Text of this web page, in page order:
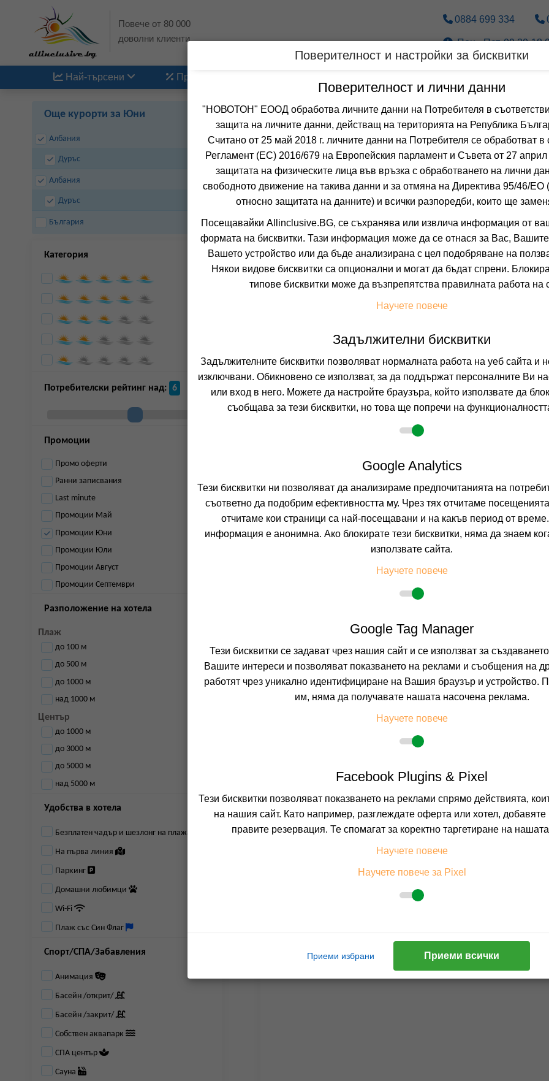
Повече от 80 000
доволни клиенти
0884 699 334
Пон.- Пет. 09.30-
Най-търсени Промоции
Още курорти за Юни
Албания
Дуръс
Албания
Дуръс
България
Категория
Потребителски рейтинг над: 6
Промоции
Промо оферти
Ранни записвания
Last minute
Промоции Май
Промоции Юни
Промоции Юли
Промоции Август
Промоции Септември
Разположение на хотела
Плаж
до 100 м
до 500 м
до 1000 м
над 1000 м
Център
до 1000 м
до 3000 м
до 5000 м
над 5000 м
Удобства в хотела
Безплатен чадър и шезлонг на плажа
На първа линия
Паркинг
Домашни любимци
Wi-Fi
Плаж със Син Флаг
Спорт/СПА/Забавления
Анимация
Басейн /открит/
Басейн /закрит/
Собствен аквапарк
СПА център
Сауна
Оферти за Юни за
Общо 0хотела
до-15%настаняване от 01.01 до 31.12 ILIAD
ДУРЪС, ТИРАНА,
(от 0
(Нощувка и
до -10%настаняване от 01.09 до 31.12 ZANZI
ДУРЪС, ТИРАНА,
0.0
(от 0
Пълно описание
Поверителност и настройки за бисквитки
Поверителност и лични данни
"НОВОТОН" ЕООД обработва личните данни на Потребителя в
защита на личните данни, действащ на територията на Република
Считано от 25 май 2018 г. личните данни на Потребителя се обработват в
Регламент (ЕС) 2016/679 на Европейския парламент и Съвета от 27 април
защитата на физическите лица във връзка с обработването на лични
свободното движение на такива данни и за отмяна на Директива 95/46/
относно защитата на данните) и всички разпоредби, които ще
Посещавайки Allinclusive.BG, се съхранява или извлича информация от
формата на бисквитки. Тази информация може да се отнася за Вас,
Вашето устройство или да бъде анализирана с цел подобряване на
Някои видове бисквитки са опционални и могат да бъдат спрени.
типове бисквитки може да възпрепятства правилната работа на
Научете повече
Задължителни бисквитки
Задължителните бисквитки позволяват нормалната работа на уеб сайта и
изключвани. Обикновено се използват, за да поддържат персоналните Ви
или вход в него. Можете да настройте браузъра, който използвате да
съобщава за тези бисквитки, но това ще попречи на
Google Analytics
Тези бисквитки ни позволяват да анализираме предпочитанията на
съответно да подобрим ефективността му. Чрез тях отчитаме
отчитаме кои страници са най-посещавани и на какъв период от
информация е анонимна. Ако блокирате тези бисквитки, няма да знаем
използвате сайта.
Научете повече
Google Tag Manager
Тези бисквитки се задават чрез нашия сайт и се използват за
Вашите интереси и позволяват показването на реклами и съобщения на
работят чрез уникално идентифициране на Вашия браузър и устройство.
им, няма да получавате нашата насочена реклама.
Научете повече
Facebook Plugins & Pixel
Тези бисквитки позволяват показването на реклами спрямо действията,
на нашия сайт. Като например, разглеждате оферта или хотел, добавяте
правите резервация. Те спомагат за коректно таргетиране на
Научете повече
Научете повече за Pixel
Приеми избрани Приеми всички